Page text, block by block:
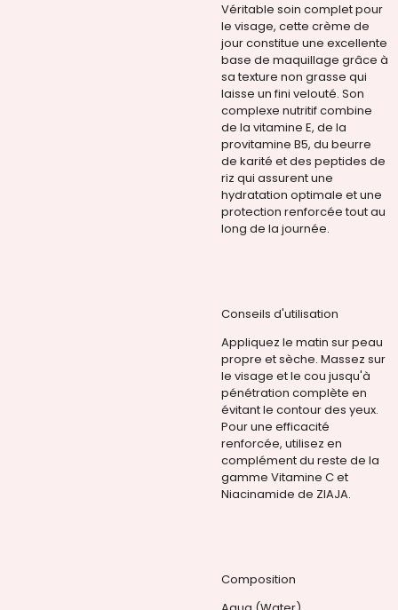
Véritable soin complet pour
le visage, cette crème de
jour constitue une excellente
base de maquillage grâce à
sa texture non grasse qui
laisse un fini velouté. Son
complexe nutritif combine
de la vitamine E, de la
provitamine B5, du beurre
de karité et des peptides de
riz qui assurent une
hydratation optimale et une
protection renforcée tout au
long de la journée.
Conseils d'utilisation
Appliquez le matin sur peau
propre et sèche. Massez sur
le visage et le cou jusqu'à
pénétration complète en
évitant le contour des yeux.
Pour une efficacité
renforcée, utilisez en
complément du reste de la
gamme Vitamine C et
Niacinamide de ZIAJA.
Composition